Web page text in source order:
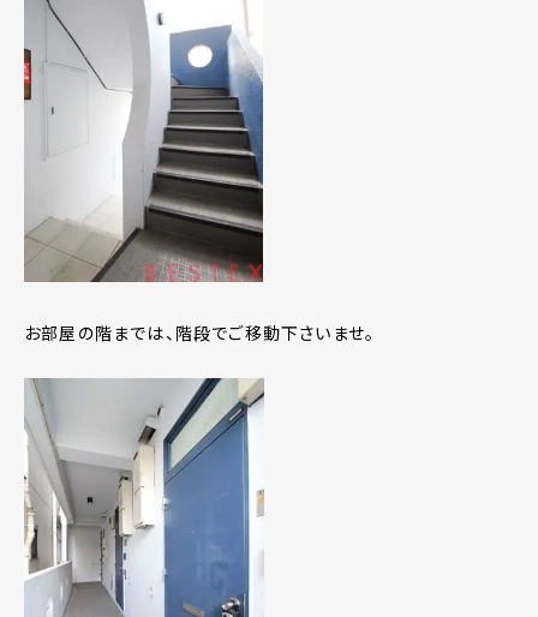
お部屋の階までは、階段でご移動下さいませ。